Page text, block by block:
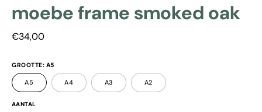
moebe frame smoked oak
€34,00
GROOTTE: A5
A5 A4 A3 A2
AANTAL